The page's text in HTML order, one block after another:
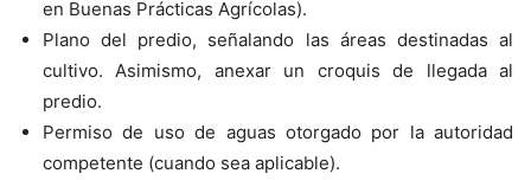
en Buenas Prácticas Agrícolas).
Plano del predio, señalando las áreas destinadas al
cultivo. Asimismo, anexar un croquis de llegada al
predio.
Permiso de uso de aguas otorgado por la autoridad
competente (cuando sea aplicable).